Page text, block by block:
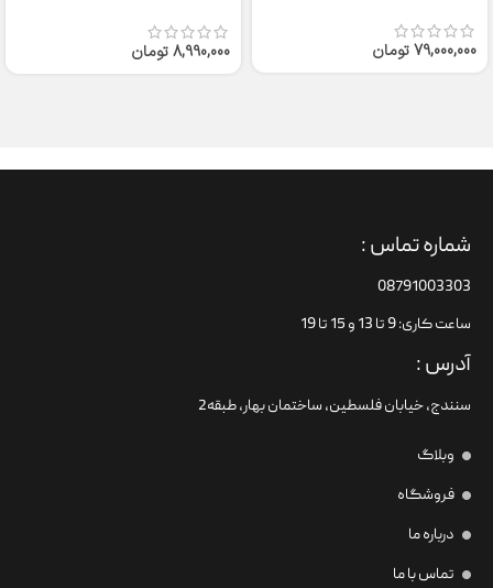
79,000,000تومان
8,990,000تومان
شماره تماس :
08791003303
ساعت کاری: 9 تا 13 و 15 تا 19
آدرس :
سنندج، خیابان فلسطین،‌ ساختمان بهار، طبقه2
وبلاگ
فروشگاه
درباره ما
تماس با ما